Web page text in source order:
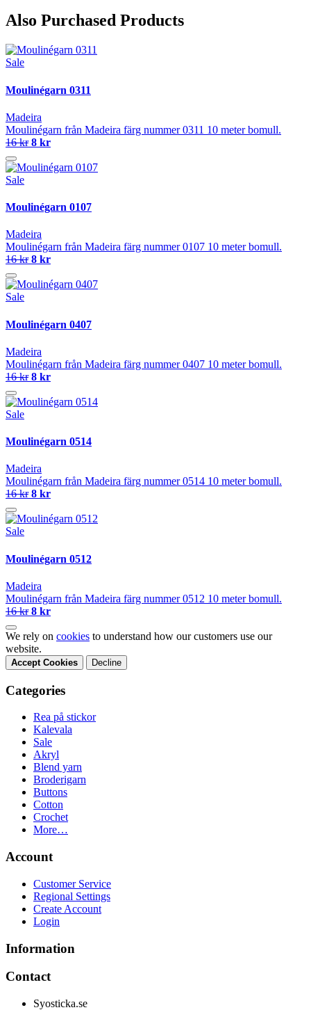
Also Purchased Products
Sale
Moulinégarn 0311
Madeira
Moulinégarn från Madeira färg nummer 0311 10 meter bomull.
16 kr 8 kr
Sale
Moulinégarn 0107
Madeira
Moulinégarn från Madeira färg nummer 0107 10 meter bomull.
16 kr 8 kr
Sale
Moulinégarn 0407
Madeira
Moulinégarn från Madeira färg nummer 0407 10 meter bomull.
16 kr 8 kr
Sale
Moulinégarn 0514
Madeira
Moulinégarn från Madeira färg nummer 0514 10 meter bomull.
16 kr 8 kr
Sale
Moulinégarn 0512
Madeira
Moulinégarn från Madeira färg nummer 0512 10 meter bomull.
16 kr 8 kr
We rely on cookies to understand how our customers use our
website.
Accept Cookies Decline
Categories
Rea på stickor
Kalevala
Sale
Akryl
Blend yarn
Broderigarn
Buttons
Cotton
Crochet
More…
Account
Customer Service
Regional Settings
Create Account
Login
Information
Contact
Syosticka.se